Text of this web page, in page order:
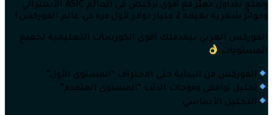
وتمتع بتداول مميّز مع أقوى ترخيص في العالم ASIC الأسترالي
وجوائز شهرية بقيمة 2 مليار دولار لأول مرة في عالم الفوركس !
الفوركس العربي بيقدملك اقوى الكورسات التعليمية لجميع
المستويات
الفوركس من البداية حتى الاحتراف “المستوى الأول”
تحليل توافقي وموجات الذئب “المستوى المتقدم”
التحليل الأساسي